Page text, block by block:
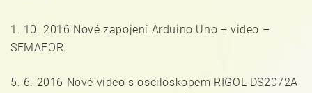
1. 10. 2016 Nové zapojení Arduino Uno + video –
SEMAFOR.
5. 6. 2016 Nové video s osciloskopem RIGOL DS2072A